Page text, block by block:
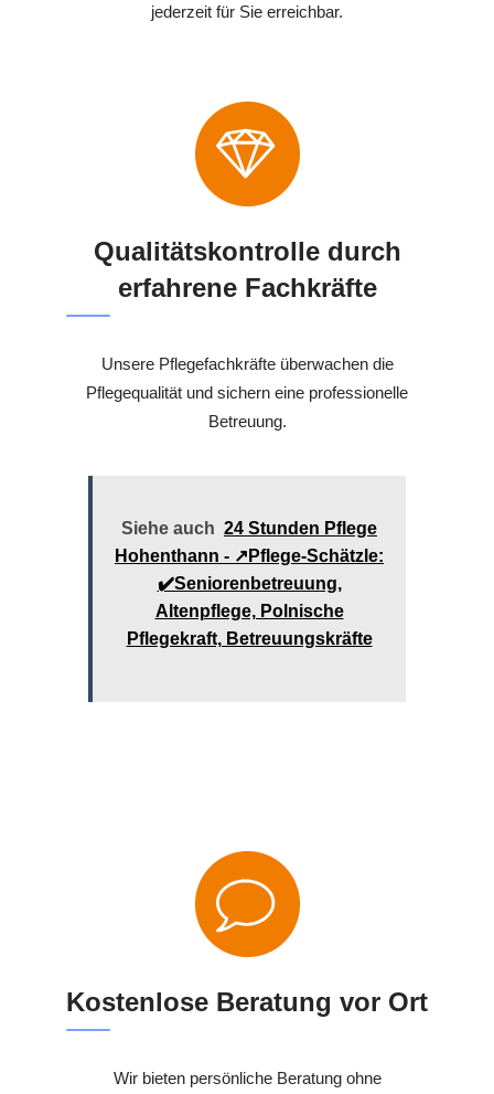
jederzeit für Sie erreichbar.
Qualitätskontrolle durch
erfahrene Fachkräfte
Unsere Pflegefachkräfte überwachen die
Pflegequalität und sichern eine professionelle
Betreuung.
Siehe auch 24 Stunden Pflege
Hohenthann - ↗️Pflege-Schätzle:
✔️Seniorenbetreuung,
Altenpflege, Polnische
Pflegekraft, Betreuungskräfte
Kostenlose Beratung vor Ort
Wir bieten persönliche Beratung ohne